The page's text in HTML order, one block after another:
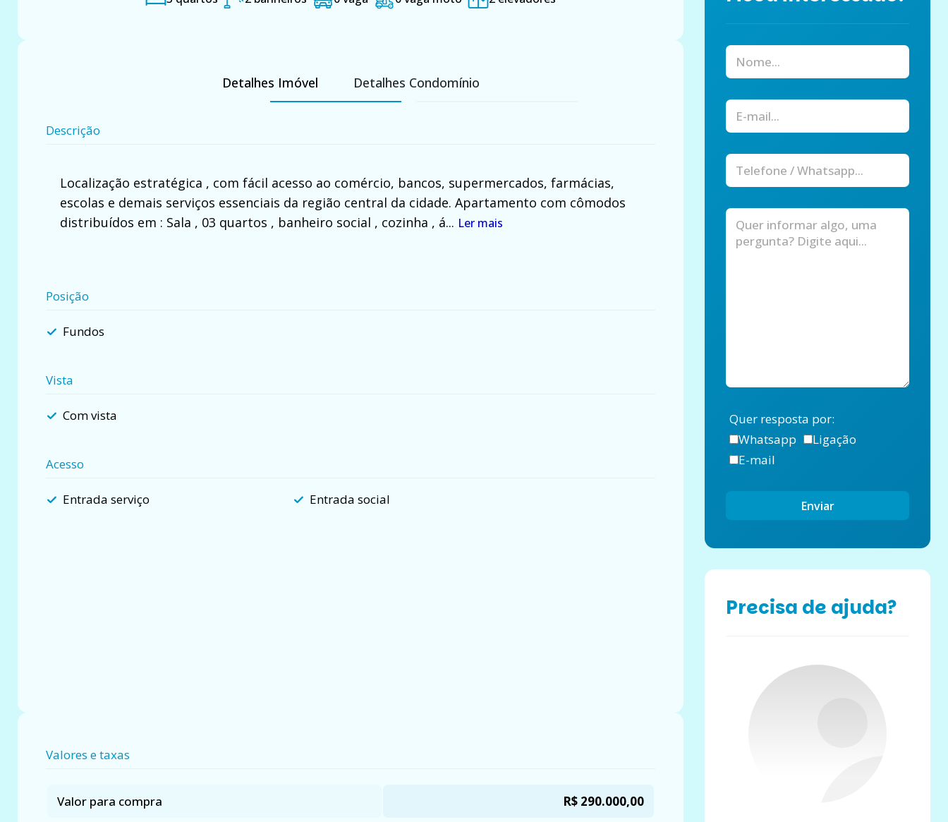
Detalhes Imóvel Detalhes Condomínio
Descrição
Localização estratégica , com fácil acesso ao comércio, bancos, supermercados, farmácias,
escolas e demais serviços essenciais da região central da cidade. Apartamento com cômodos
distribuídos em : Sala , 03 quartos , banheiro social , cozinha , á... Ler mais
Posição
Fundos
Vista
Com vista
Acesso
Entrada serviço Entrada social
Valores e taxas
Valor para compra R$ 290.000,00
Quer resposta por:
Whatsapp
Ligação
E-mail
Enviar
Precisa de ajuda?